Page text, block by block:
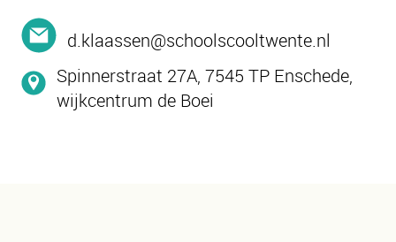
d.klaassen@schoolscooltwente.nl
Spinnerstraat 27A, 7545 TP Enschede,
wijkcentrum de Boei